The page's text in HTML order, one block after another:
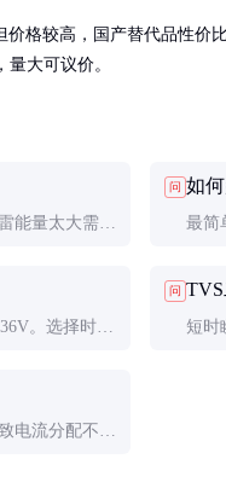
价格较高，国产替代品性
大可议价。
能量太大需配
问 如
最简
应用
效可
。选择时需
问
短时
电流分配不